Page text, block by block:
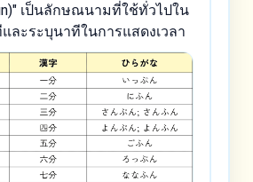
เป็นลักษณนามที่ใช้ทั่วไปใน
ละระบุนาทีในการแสดงเวลา